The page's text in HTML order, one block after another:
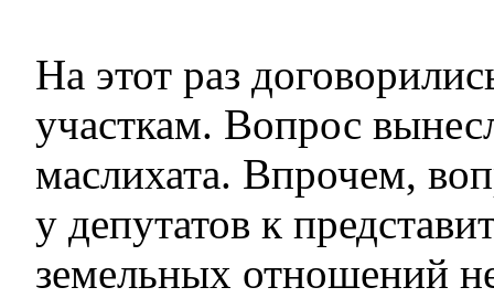
На этот раз
участкам. Вопрос
маслихата. Впрочем,
у депутатов к
земельных отношений